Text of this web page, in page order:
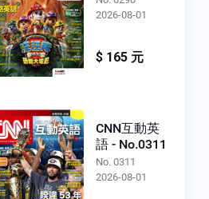
2026-08-01
$ 165 元
CNN互動英
語 - No.0311
No. 0311
2026-08-01